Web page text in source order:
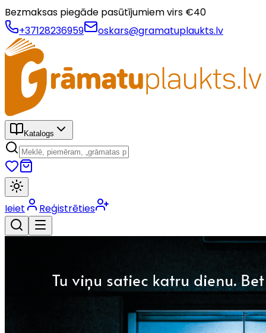
Bezmaksas piegāde pasūtījumiem virs €40
+37128236959
oskars@gramatuplaukts.lv
Katalogs
Ieiet Reģistrēties